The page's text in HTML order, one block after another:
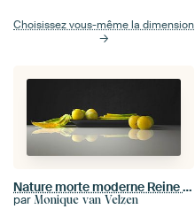
Choisissez vous-même la dimension
Nature morte moderne Reine Claude
par Monique van Velzen